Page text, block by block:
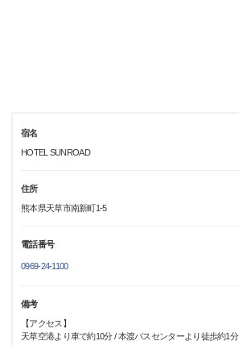
宿名
HOTEL SUNROAD
住所
熊本県天草市南新町1-5
電話番号
0969-24-1100
備考
【アクセス】
天草空港より車で約10分 / 本渡バスセンターより徒歩約1分